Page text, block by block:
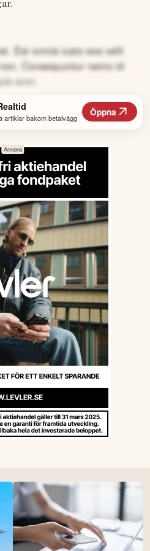
Est omnis iusto eos velit
Consequuntur nemo id
eum.
artiklar bakom betalvägg
Öppna